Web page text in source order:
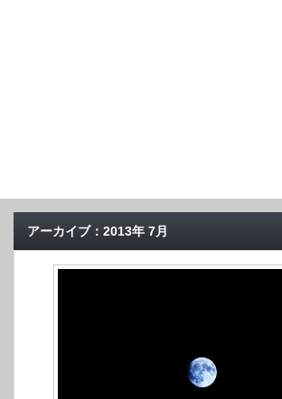
アーカイブ：2013年 7月